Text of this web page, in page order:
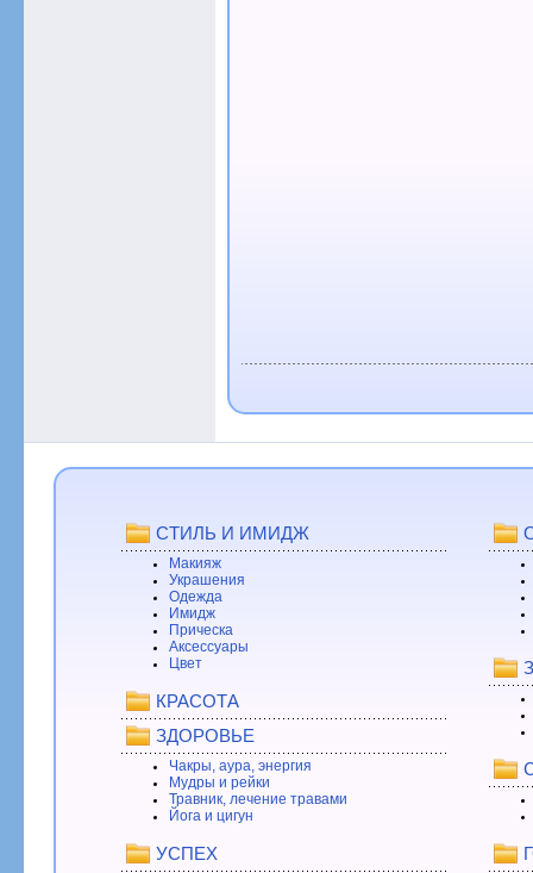
СТИЛЬ И ИМИДЖ
Макияж
Украшения
Одежда
Имидж
Прическа
Аксессуары
Цвет
КРАСОТА
ЗДОРОВЬЕ
Чакры, аура, энергия
Мудры и рейки
Травник, лечение травами
Йога и цигун
УСПЕХ